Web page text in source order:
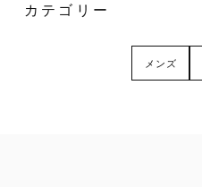
カテゴリー
メンズ